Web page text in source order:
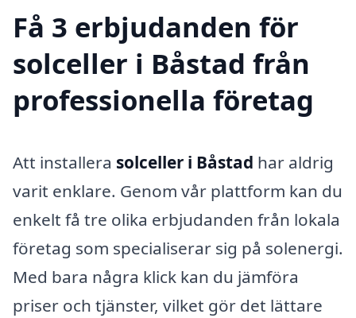
Få 3 erbjudanden för
solceller i Båstad från
professionella företag
Att installera solceller i Båstad har aldrig
varit enklare. Genom vår plattform kan du
enkelt få tre olika erbjudanden från lokala
företag som specialiserar sig på solenergi.
Med bara några klick kan du jämföra
priser och tjänster, vilket gör det lättare